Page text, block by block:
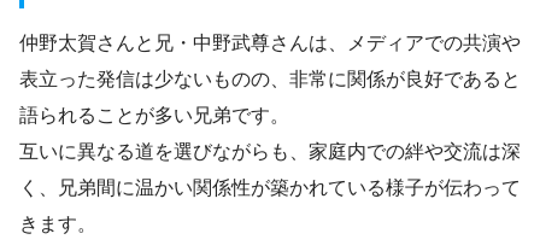
仲野太賀さんと兄・中野武尊さんは、メディアでの共演や
表立った発信は少ないものの、非常に関係が良好であると
語られることが多い兄弟です。
互いに異なる道を選びながらも、家庭内での絆や交流は深
く、兄弟間に温かい関係性が築かれている様子が伝わって
きます。